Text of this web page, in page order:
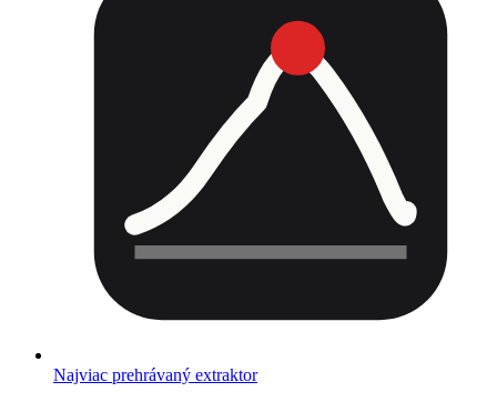
Najviac prehrávaný extraktor